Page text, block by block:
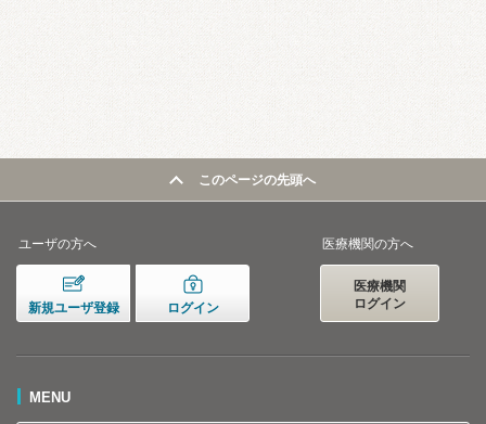
このページの先頭へ
ユーザの方へ
新規ユーザ登録 ログイン
医療機関の方へ
医療機関
ログイン
MENU